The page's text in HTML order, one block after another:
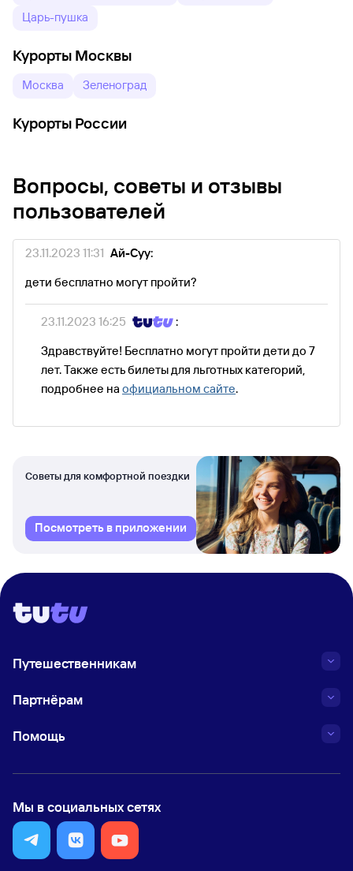
Царь-пушка
Курорты Москвы
Москва Зеленоград
Курорты России
Вопросы, советы и отзывы
пользователей
23.11.2023 11:31 Ай-Суу:
дети бесплатно могут пройти?
23.11.2023 16:25
:
Здравствуйте! Бесплатно могут пройти дети до 7
лет. Также есть билеты для льготных категорий,
подробнее на официальном сайте.
Советы для комфортной поездки
Посмотреть в приложении
Путешественникам
Партнёрам
Помощь
Мы в социальных сетях